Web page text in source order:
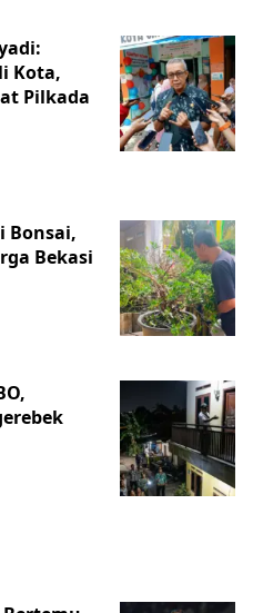
Kota,
Pilkada
Bonsai,
Bekasi